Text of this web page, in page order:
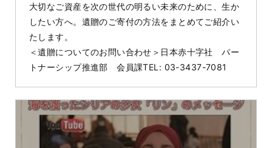
大切なご資産を次の世代の明るい未来のために、生か
したい方へ。遺贈のご寄付の方法をまとめてご紹介い
たします。
＜遺贈についてのお問い合わせ＞日本赤十字社 パー
トナーシップ推進部 会員課TEL: 03-3437-7081